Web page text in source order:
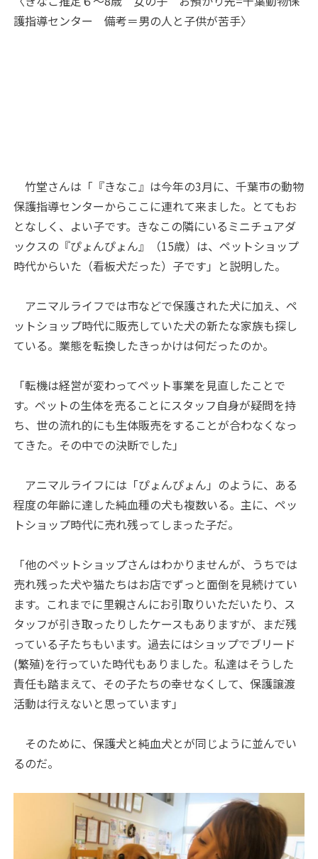
護指導センター 備考＝男の人と子供が苦手〉
竹堂さんは「『きなこ』は今年の3月に、千葉市の動物
保護指導センターからここに連れて来ました。とてもお
となしく、よい子です。きなこの隣にいるミニチュアダ
ックスの『ぴょんぴょん』（15歳）は、ペットショップ
時代からいた（看板犬だった）子です」と説明した。
アニマルライフでは市などで保護された犬に加え、ペ
ットショップ時代に販売していた犬の新たな家族も探し
ている。業態を転換したきっかけは何だったのか。
「転機は経営が変わってペット事業を見直したことで
す。ペットの生体を売ることにスタッフ自身が疑問を持
ち、世の流れ的にも生体販売をすることが合わなくなっ
てきた。その中での決断でした」
アニマルライフには「ぴょんぴょん」のように、ある
程度の年齢に達した純血種の犬も複数いる。主に、ペッ
トショップ時代に売れ残ってしまった子だ。
「他のペットショップさんはわかりませんが、うちでは
売れ残った犬や猫たちはお店でずっと面倒を見続けてい
ます。これまでに里親さんにお引取りいただいたり、ス
タッフが引き取ったりしたケースもありますが、まだ残
っている子たちもいます。過去にはショップでブリード
(繁殖)を行っていた時代もありました。私達はそうした
責任も踏まえて、その子たちの幸せなくして、保護譲渡
活動は行えないと思っています」
そのために、保護犬と純血犬とが同じように並んでい
るのだ。